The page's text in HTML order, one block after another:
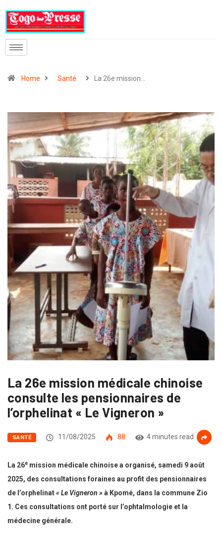
Home Santé La 26e mission…
La 26e mission médicale chinoise
consulte les pensionnaires de
l’orphelinat « Le Vigneron »
SANTÉ 11/08/2025 88 4 minutes read
La 26e mission médicale chinoise a organisé, samedi 9 août
2025, des consultations foraines au profit des pensionnaires
de l’orphelinat« Le Vigneron »à Kpomé, dans la commune Zio
1. Ces consultations ont porté sur l’ophtalmologie et la
médecine générale.